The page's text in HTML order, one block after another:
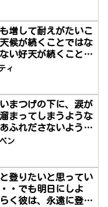
増して耐えがたいこ
候が続くことではな
い好天が続くこと
ィ
まつげの下に、涙が
まってしまうような
ふれださないよう
をもって、こらえ
ン
と登りたいと思ってい
・でも明日にしよ
く彼は、永遠に登ら